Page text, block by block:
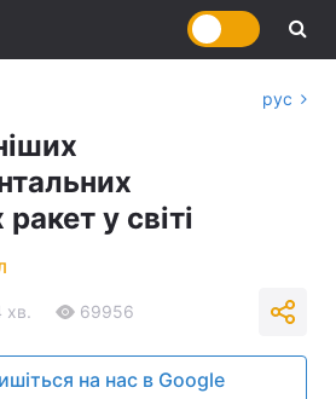
рус
у світі
хв. 69956
на нас в Google